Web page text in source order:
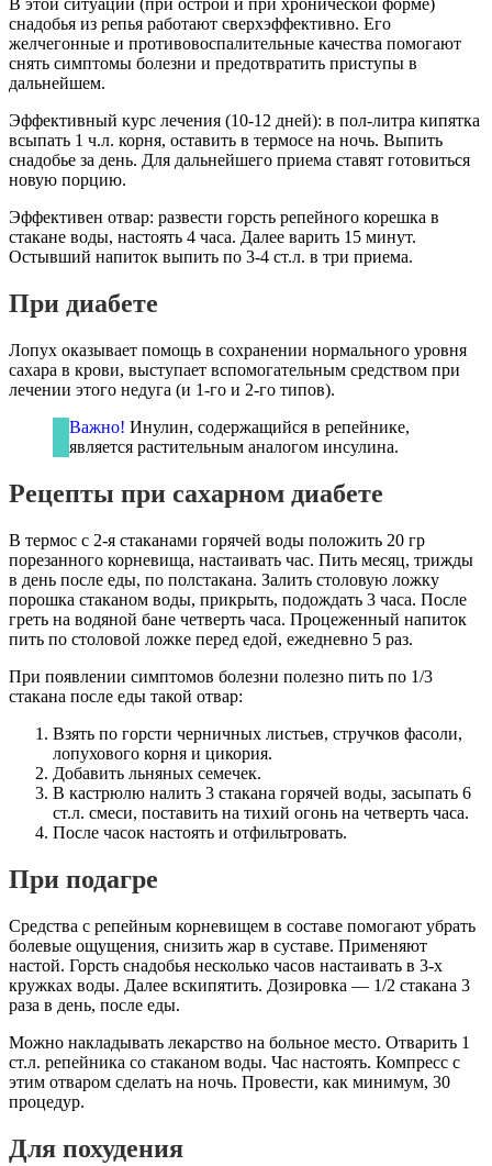
В этой ситуации (при острой и при хронической форме)
снадобья из репья работают сверхэффективно. Его
желчегонные и противовоспалительные качества помогают
снять симптомы болезни и предотвратить приступы в
дальнейшем.
Эффективный курс лечения (10-12 дней): в пол-литра кипятка
всыпать 1 ч.л. корня, оставить в термосе на ночь. Выпить
снадобье за день. Для дальнейшего приема ставят готовиться
новую порцию.
Эффективен отвар: развести горсть репейного корешка в
стакане воды, настоять 4 часа. Далее варить 15 минут.
Остывший напиток выпить по 3-4 ст.л. в три приема.
При диабете
Лопух оказывает помощь в сохранении нормального уровня
сахара в крови, выступает вспомогательным средством при
лечении этого недуга (и 1-го и 2-го типов).
Важно! Инулин, содержащийся в репейнике,
является растительным аналогом инсулина.
Рецепты при сахарном диабете
В термос с 2-я стаканами горячей воды положить 20 гр
порезанного корневища, настаивать час. Пить месяц, трижды
в день после еды, по полстакана. Залить столовую ложку
порошка стаканом воды, прикрыть, подождать 3 часа. После
греть на водяной бане четверть часа. Процеженный напиток
пить по столовой ложке перед едой, ежедневно 5 раз.
При появлении симптомов болезни полезно пить по 1/3
стакана после еды такой отвар:
Взять по горсти черничных листьев, стручков фасоли,
лопухового корня и цикория.
Добавить льняных семечек.
В кастрюлю налить 3 стакана горячей воды, засыпать 6
ст.л. смеси, поставить на тихий огонь на четверть часа.
После часок настоять и отфильтровать.
При подагре
Средства с репейным корневищем в составе помогают убрать
болевые ощущения, снизить жар в суставе. Применяют
настой. Горсть снадобья несколько часов настаивать в 3-х
кружках воды. Далее вскипятить. Дозировка — 1/2 стакана 3
раза в день, после еды.
Можно накладывать лекарство на больное место. Отварить 1
ст.л. репейника со стаканом воды. Час настоять. Компресс с
этим отваром сделать на ночь. Провести, как минимум, 30
процедур.
Для похудения